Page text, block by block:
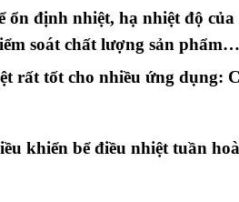
ổn định nhiệt, hạ nhiệt độ
soát chất lượng sản
rất tốt cho nhiều ứng dụng:
khiển bể điều nhiệt tuần